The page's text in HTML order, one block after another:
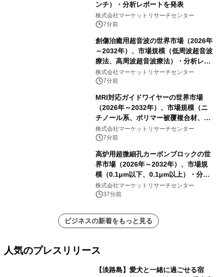
ンチ）・分析レポートを発表
株式会社マーケットリサーチセンター
7分前
創傷治癒用超音波の世界市場（2026年
～2032年）、市場規模（低周波超音波
療法、高周波超音波療法）・分析レポ
ートを発表
株式会社マーケットリサーチセンター
7分前
MRI対応ガイドワイヤーの世界市場
（2026年～2032年）、市場規模（ニ
チノール系、ポリマー被覆複合材、そ
の他）・分析レポートを発表
株式会社マーケットリサーチセンター
7分前
高炉用超微細孔カーボンブロックの世
界市場（2026年～2032年）、市場規
模（0.1μm以下、0.1μm以上）・分析
レポートを発表
株式会社マーケットリサーチセンター
37分前
ビジネスの新着をもっと見る
人気のプレスリリース
【淡路島】愛犬と一緒に過ごせる宿